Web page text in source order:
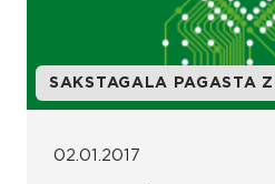
SAKSTAGALA PAGASTA
02.01.2017